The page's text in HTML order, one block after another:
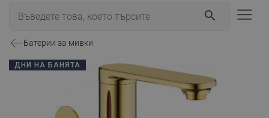
search
Батерии за мивки
ДНИ НА БАНЯТА